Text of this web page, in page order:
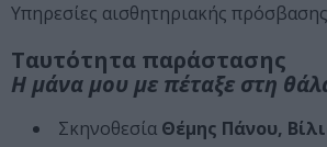
Υπηρεσίες αισθητηριακής
Ταυτότητα παράστασης
Η μάνα μου με πέταξε στη
Σκηνοθεσία Θέμης Πάνου,